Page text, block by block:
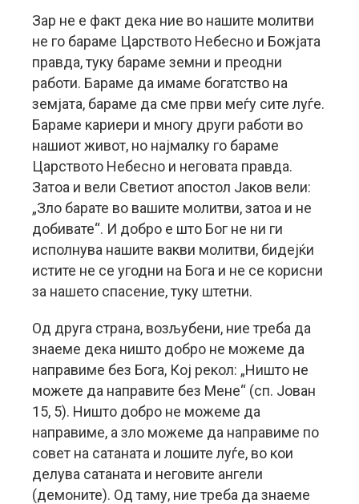
Зар не е факт дека ние во нашите молитви
не го бараме Царството Небесно и Божјата
правда, туку бараме земни и преодни
работи. Бараме да имаме богатство на
земјата, бараме да сме први меѓу сите луѓе.
Бараме кариери и многу други работи во
нашиот живот, но најмалку го бараме
Царството Небесно и неговата правда.
Затоа и вели Светиот апостол Јаков вели:
„Зло барате во вашите молитви, затоа и не
добивате“. И добро е што Бог не ни ги
исполнува нашите вакви молитви, бидејќи
истите не се угодни на Бога и не се корисни
за нашето спасение, туку штетни.
Од друга страна, возљубени, ние треба да
знаеме дека ништо добро не можеме да
направиме без Бога, Кој рекол: „Ништо не
можете да направите без Мене“ (сп. Јован
15, 5). Ништо добро не можеме да
направиме, а зло можеме да направиме по
совет на сатаната и лошите луѓе, во кои
делува сатаната и неговите ангели
(демоните). Од таму, ние треба да знаеме